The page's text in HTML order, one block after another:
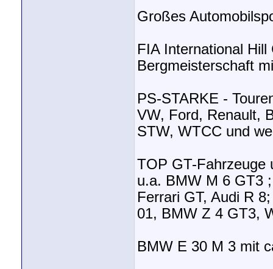
Großes
FIA International
Bergmeisterschaft
PS-STARKE -
VW, Ford, Renault,
STW, WTCC und
TOP GT-Fahrzeuge
u.a. BMW M 6 GT3
Ferrari GT, Audi R
01, BMW Z 4 GT3,
BMW E 30 M 3 mit